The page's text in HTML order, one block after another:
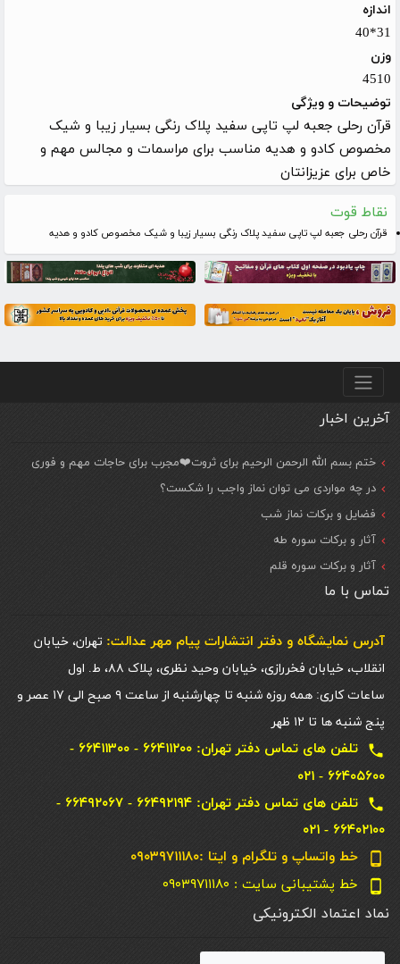
اندازه
31*40
وزن
4510
توضیحات و ویژگی
قرآن رحلی جعبه لپ تاپی سفید پلاک رنگی بسیار زیبا و شیک
مخصوص کادو و هدیه مناسب برای مراسمات و مجالس مهم و
خاص برای عزیزانتان
نقاط قوت
قرآن رحلی جعبه لپ تاپی سفید پلاک رنگی بسیار زیبا و شیک مخصوص کادو و هدیه
منو پایین
آخرین اخبار
ختم بسم الله الرحمن الرحیم برای ثروت❤️مجرب برای حاجات مهم و فوری
در چه مواردی می توان نماز واجب را شکست؟
فضایل و برکات نماز شب
آثار و برکات سوره طه
آثار و برکات سوره قلم
تماس با ما
آدرس نمایشگاه و دفتر انتشارات پيام مهر عدالت: تهران، خیابان
انقلاب، خیابان فخررازی، خیابان وحید نظری، پلاک ۸۸، ط. اول
ساعات کاری: همه روزه شنبه تا چهارشنبه از ساعت ۹ صبح الی ۱۷ عصر و
پنج شنبه ها تا ۱۲ ظهر
local_phone
تلفن های تماس دفتر تهران: ۶۶۴۱۱۲۰۰ - ۶۶۴۱۱۳۰۰ -
۶۶۴۰۵۶۰۰ - ۰۲۱
local_phone
تلفن های تماس دفتر تهران: ۶۶۴۹۲۱۹۴ - ۶۶۴۹۲۰۶۷ -
۶۶۴۰۲۱۰۰ - ۰۲۱
phone_android خط واتساپ و تلگرام و ایتا :۰۹۰۳۹۷۱۱۱۸۰
phone_android خط پشتیبانی سایت : ۰۹۰۳۹۷۱۱۱۸۰
نماد اعتماد الکترونیکی